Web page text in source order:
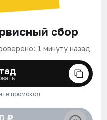
сбор
1 минуту назад
промокод
₽